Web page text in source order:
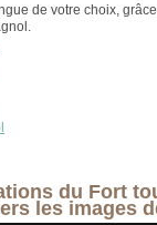
de votre choix,
du Fort
les images